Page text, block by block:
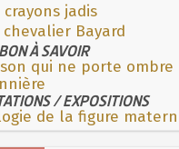
jadis
Bayard
BON À SAVOIR
qui ne porte ombre
/ EXPOSITIONS
de la figure